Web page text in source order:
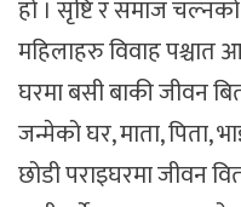
हो । सृष्टि र समाज
महिलाहरु विवाह पश्चात
घरमा बसी बाकी जीवन
जन्मेको घर, माता, पिता,
छोडी पराइघरमा जीवन